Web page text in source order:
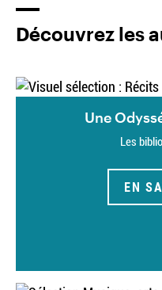
Découvrez les
Une
Les
EN